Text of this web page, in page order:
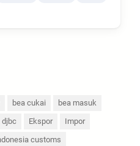
bea cukai
bea masuk
djbc Ekspor
Impor
customs